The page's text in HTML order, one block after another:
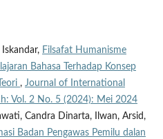
Filsafat Humanisme
Bahasa Terhadap Konsep
, Journal of International
Vol. 2 No. 5 (2024): Mei 2024
Candra Dinarta, Ilwan, Arsid,
Badan Pengawas Pemilu dalan